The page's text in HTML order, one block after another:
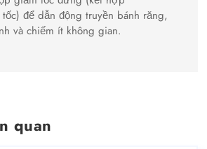
để dẫn động truyền bánh răng,
và chiếm ít không gian.
quan